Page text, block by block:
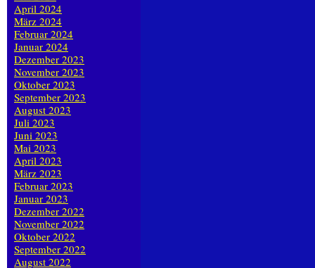
April 2024
März 2024
Februar 2024
Januar 2024
Dezember 2023
November 2023
Oktober 2023
September 2023
August 2023
Juli 2023
Juni 2023
Mai 2023
April 2023
März 2023
Februar 2023
Januar 2023
Dezember 2022
November 2022
Oktober 2022
September 2022
August 2022